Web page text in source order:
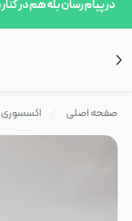
در پیام رسان بله هم در
صفحه اصلی اکسسوری